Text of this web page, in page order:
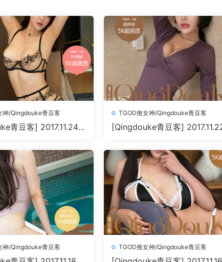
神/Qingdouke青豆客
青豆客] 2017.11.24
TGOD推女神/Qingdouke青豆客
[Qingdouke青豆客]
神/Qingdouke青豆客 TGOD推女神/Qingdouke青豆客